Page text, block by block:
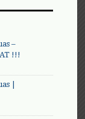
–
!!!
|